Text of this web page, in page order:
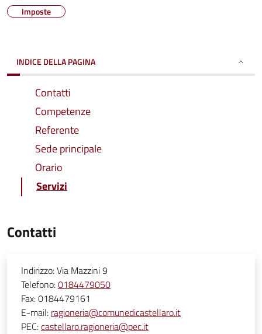
Imposte
INDICE DELLA PAGINA
Contatti
Competenze
Referente
Sede principale
Orario
Servizi
Contatti
Indirizzo:Via Mazzini 9
Telefono:0184479050
Fax:0184479161
E-mail: ragioneria@comunedicastellaro.it
PEC:castellaro.ragioneria@pec.it